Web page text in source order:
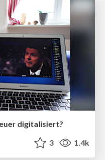
digitalisiert?
3 1.4k